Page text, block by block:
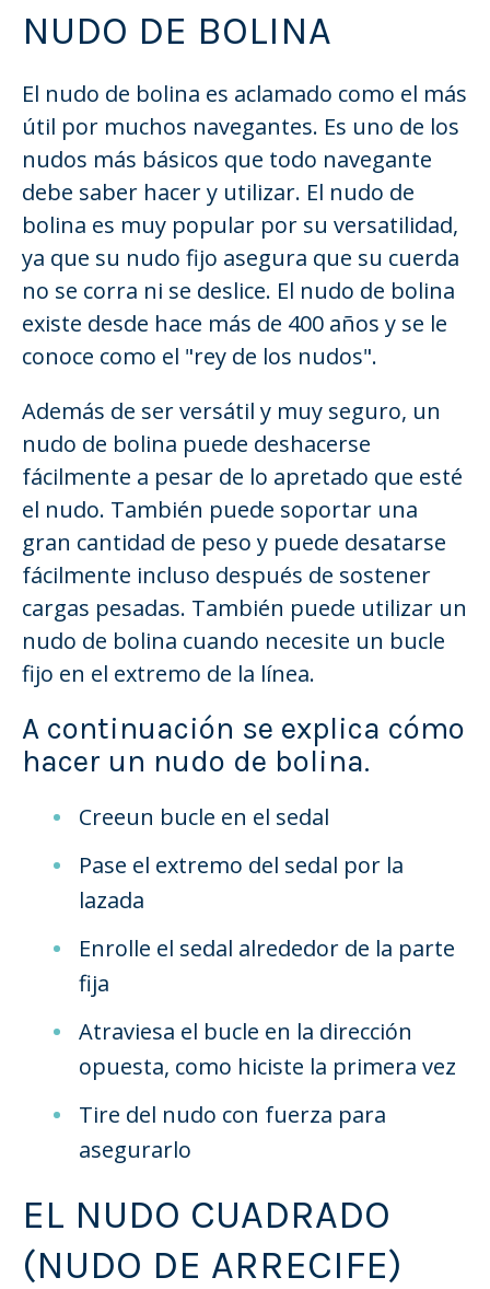
NUDO DE BOLINA
El nudo de bolina es aclamado como el más
útil por muchos navegantes. Es uno de los
nudos más básicos que todo navegante
debe saber hacer y utilizar. El nudo de
bolina es muy popular por su versatilidad,
ya que su nudo fijo asegura que su cuerda
no se corra ni se deslice. El nudo de bolina
existe desde hace más de 400 años y se le
conoce como el "rey de los nudos".
Además de ser versátil y muy seguro, un
nudo de bolina puede deshacerse
fácilmente a pesar de lo apretado que esté
el nudo. También puede soportar una
gran cantidad de peso y puede desatarse
fácilmente incluso después de sostener
cargas pesadas. También puede utilizar un
nudo de bolina cuando necesite un bucle
fijo en el extremo de la línea.
A continuación se explica cómo
hacer un nudo de bolina.
Creeun bucle en el sedal
Pase el extremo del sedal por la
lazada
Enrolle el sedal alrededor de la parte
fija
Atraviesa el bucle en la dirección
opuesta, como hiciste la primera vez
Tire del nudo con fuerza para
asegurarlo
EL NUDO CUADRADO
(NUDO DE ARRECIFE)